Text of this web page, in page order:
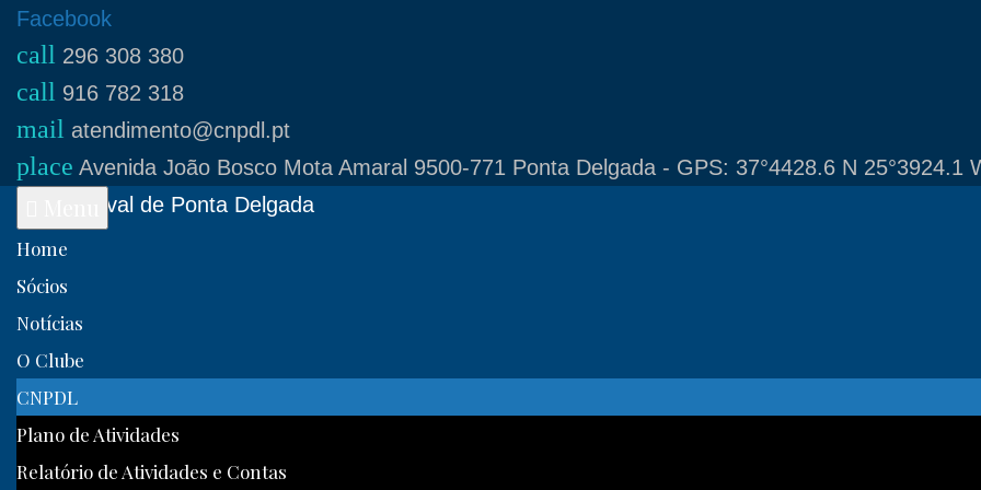
Skip
content
Facebook
call 296 308 380
call 916 782 318
mail atendimento@cnpdl.pt
place Avenida João Bosco Mota Amaral 9500-771 Ponta Delgada - GPS: 37°4428.6 N 25°3924.1
Clube Naval de Ponta Delgada
Home
Sócios
Notícias
O Clube
CNPDL
Plano de Atividades
Relatório de Atividades e Contas